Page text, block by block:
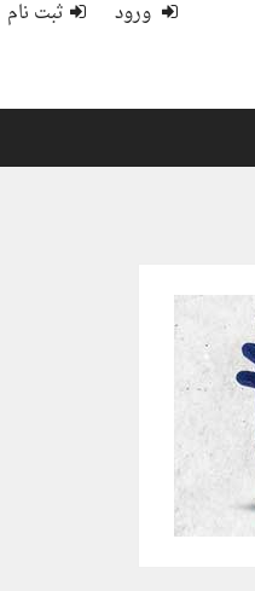
ورود ثبت نام